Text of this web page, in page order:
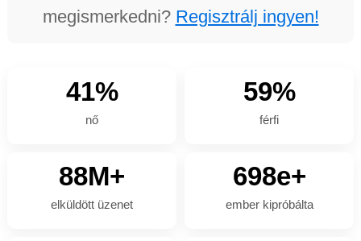
megismerkedni? Regisztrálj ingyen!
41%
nő
59%
férfi
88M+
elküldött üzenet
698e+
ember kipróbálta